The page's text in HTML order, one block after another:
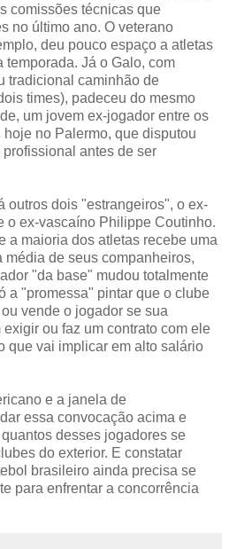
comissões técnicas que
no último ano. O veterano
deu pouco espaço a atletas
Já o Galo, com
tradicional caminhão de
times), padeceu do mesmo
um jovem ex-jogador entre os
no Palermo, que disputou
antes de ser
outros dois "estrangeiros", o ex-
o ex-vascaíno Philippe Coutinho.
a maioria dos atletas recebe uma
média de seus companheiros,
"da base" mudou totalmente
a "promessa" pintar que o clube
vende o jogador se sua
ou faz um contrato com ele
que vai implicar em alto salário
e a janela de
essa convocação acima e
desses jogadores se
do exterior. E constatar
brasileiro ainda precisa se
para enfrentar a concorrência